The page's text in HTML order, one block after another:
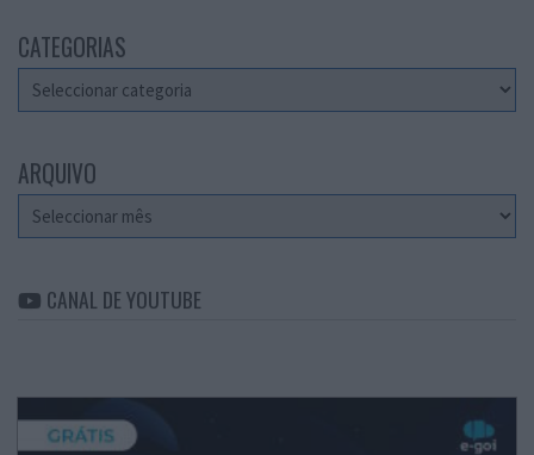
CATEGORIAS
Categorias
ARQUIVO
Arquivo
CANAL DE YOUTUBE